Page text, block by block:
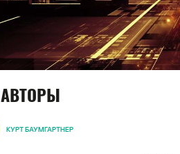
АВТОРЫ
КУРТ БАУМГАРТНЕР